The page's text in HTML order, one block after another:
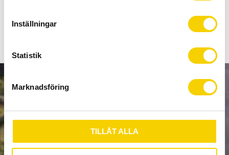
s
a
l
Inställningar
Statistik
Marknadsföring
TILLÅT ALLA
Visa alla produkter från Shimano
PRENUMERERA